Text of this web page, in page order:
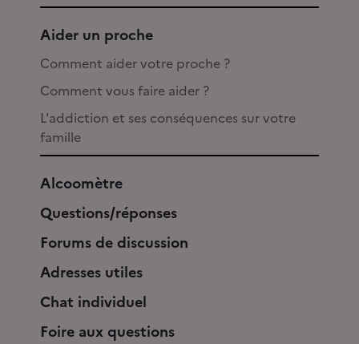
Aider un proche
Comment aider votre proche ?
Comment vous faire aider ?
L'addiction et ses conséquences sur votre
famille
Alcoomètre
Questions/réponses
Forums de discussion
Adresses utiles
Chat individuel
Foire aux questions